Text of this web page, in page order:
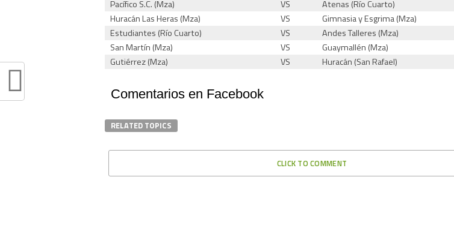
Pacífico S.C. (Mza)
VS
Atenas (Río Cuarto)
Huracán Las Heras (Mza)
VS
Gimnasia y Esgrima (Mza)
Estudiantes (Río Cuarto)
VS
Andes Talleres (Mza)
San Martín (Mza)
VS
Guaymallén (Mza)
Gutiérrez (Mza)
VS Huracán (San Rafael)
Comentarios en Facebook
RELATED TOPICS
CLICK TO COMMENT